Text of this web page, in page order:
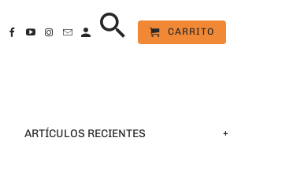
CARRITO
+
ARTÍCULOS RECIENTES